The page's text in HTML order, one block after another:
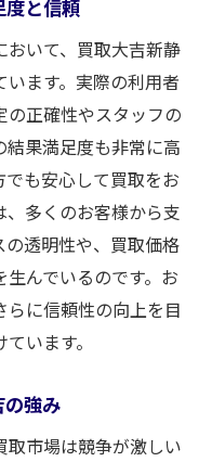
度と信頼
いて、買取大吉新静
ます。実際の利用者
の正確性やスタッフの
果満足度も非常に高
も安心して買取をお
多くのお客様から支
透明性や、買取価格
んでいるのです。お
に信頼性の向上を目
います。
強み
市場は競争が激しい